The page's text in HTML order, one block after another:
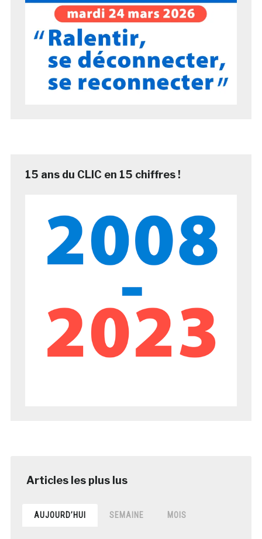
15 ans du CLIC en 15 chiffres !
AUJOURD’HUI SEMAINE MOIS